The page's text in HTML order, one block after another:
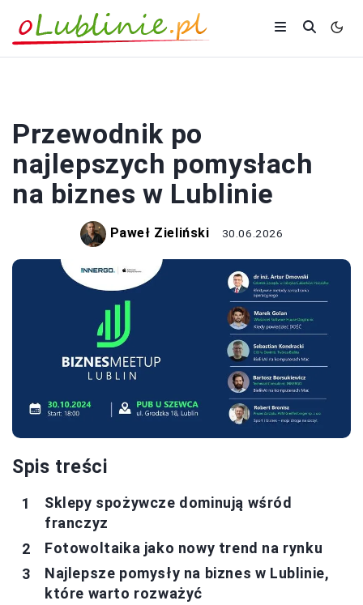
Przewodnik po
najlepszych pomysłach
na biznes w Lublinie
Paweł Zieliński 30.06.2026
Spis treści
Sklepy spożywcze dominują wśród
franczyz
Fotowoltaika jako nowy trend na rynku
Najlepsze pomysły na biznes w Lublinie,
które warto rozważyć